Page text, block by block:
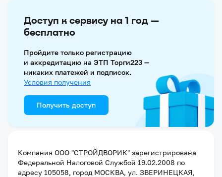
Доступ к сервису на 1 год —
бесплатно
Пройдите только регистрацию
и аккредитацию на ЭТП Торги223 —
никаких платежей и подписок.
Условия получения
Получить доступ
Компания ООО "СТРОЙДВОРИК" зарегистрирована
Федеральной Налоговой Службой 19.02.2008 по
адресу 105058, город МОСКВА, ул. ЗВЕРИНЕЦКАЯ,